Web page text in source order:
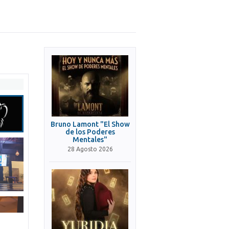
Bruno Lamont "El Show
de los Poderes
Mentales"
28 Agosto 2026